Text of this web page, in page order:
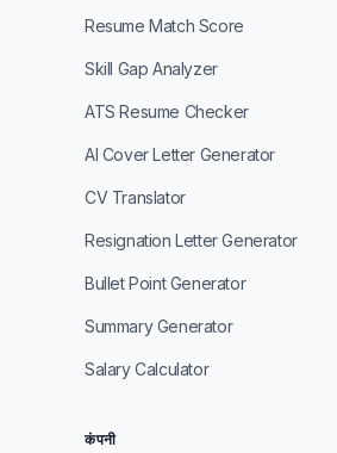
Resume Match Score
Skill Gap Analyzer
ATS Resume Checker
AI Cover Letter Generator
CV Translator
Resignation Letter Generator
Bullet Point Generator
Summary Generator
Salary Calculator
कंपनी